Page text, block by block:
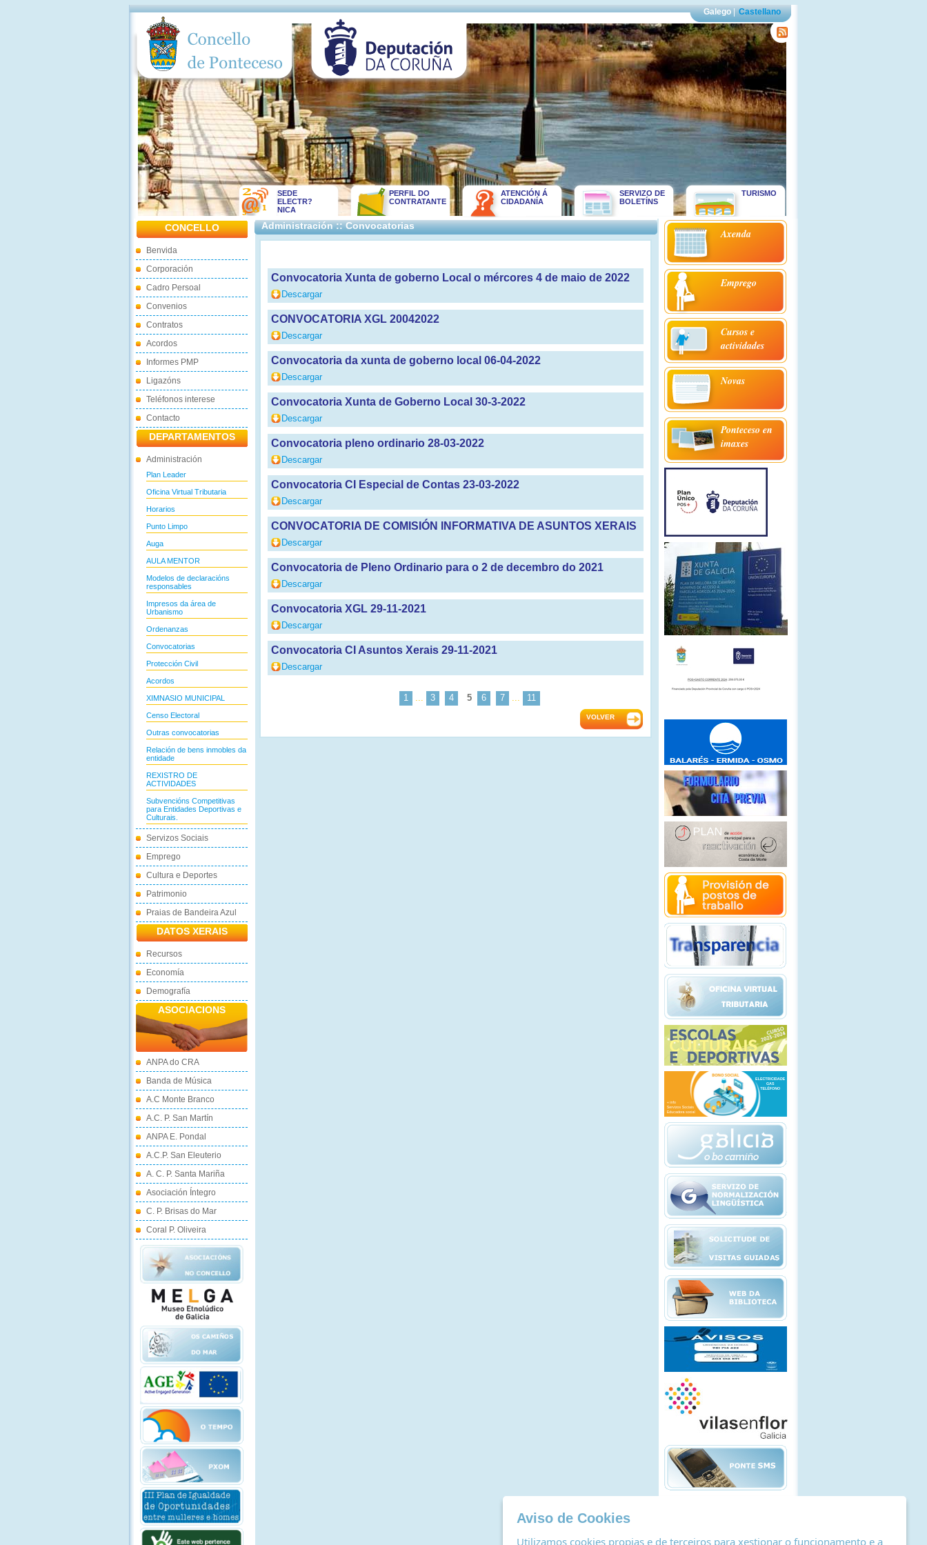
Galego| Castellano
SEDE
ELECTR?
NICA
PERFIL DO
CONTRATANTE
ATENCIÓN Á
CIDADANÍA
SERVIZO DE
BOLETÍNS
TURISMO
CONCELLO
Benvida
Corporación
Cadro Persoal
Convenios
Contratos
Acordos
Informes PMP
Ligazóns
Teléfonos interese
Contacto
DEPARTAMENTOS
Administración
Plan Leader
Oficina Virtual Tributaria
Horarios
Punto Limpo
Auga
AULA MENTOR
Modelos de declaracións
responsables
Impresos da área de
Urbanismo
Ordenanzas
Convocatorias
Protección Civil
Acordos
XIMNASIO MUNICIPAL
Censo Electoral
Outras convocatorias
Relación de bens inmobles da
entidade
REXISTRO DE
ACTIVIDADES
Subvencións Competitivas
para Entidades Deportivas e
Culturais.
Servizos Sociais
Emprego
Cultura e Deportes
Patrimonio
Praias de Bandeira Azul
DATOS XERAIS
Recursos
Economía
Demografía
ASOCIACIONS
ANPA do CRA
Banda de Música
A.C Monte Branco
A.C. P. San Martín
ANPA E. Pondal
A.C.P. San Eleuterio
A. C. P. Santa Mariña
Asociación Íntegro
C. P. Brisas do Mar
Coral P. Oliveira
Administración :: Convocatorias
Convocatoria Xunta de goberno Local o mércores 4 de maio de 2022
Descargar
CONVOCATORIA XGL 20042022
Descargar
Convocatoria da xunta de goberno local 06-04-2022
Descargar
Convocatoria Xunta de Goberno Local 30-3-2022
Descargar
Convocatoria pleno ordinario 28-03-2022
Descargar
Convocatoria CI Especial de Contas 23-03-2022
Descargar
CONVOCATORIA DE COMISIÓN INFORMATIVA DE ASUNTOS XERAIS
Descargar
Convocatoria de Pleno Ordinario para o 2 de decembro do 2021
Descargar
Convocatoria XGL 29-11-2021
Descargar
Convocatoria CI Asuntos Xerais 29-11-2021
Descargar
1 ... 3 4 5 6 7 ... 11
VOLVER
Axenda
Emprego
Cursos e
actividades
Novas
Ponteceso en
imaxes
Aviso de Cookies
Utilizamos cookies propias e de terceiros para xestionar o funcionamento e a